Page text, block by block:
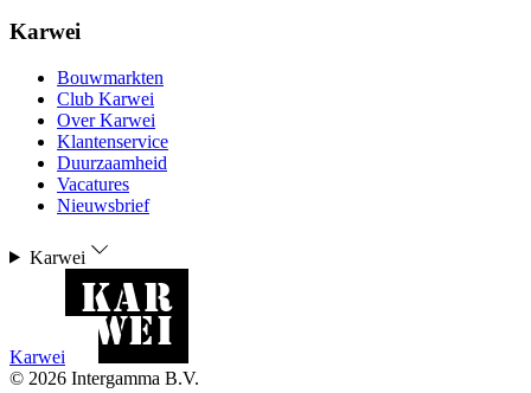
Karwei
Bouwmarkten
Club Karwei
Over Karwei
Klantenservice
Duurzaamheid
Vacatures
Nieuwsbrief
Karwei
Karwei
© 2026 Intergamma B.V.